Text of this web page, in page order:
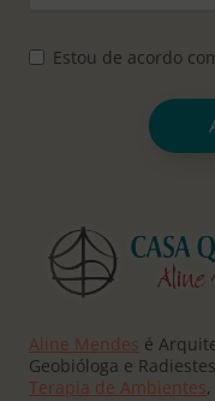
Estou de acordo
Aline Mendes é
Geobióloga e
Terapia de Ambientes